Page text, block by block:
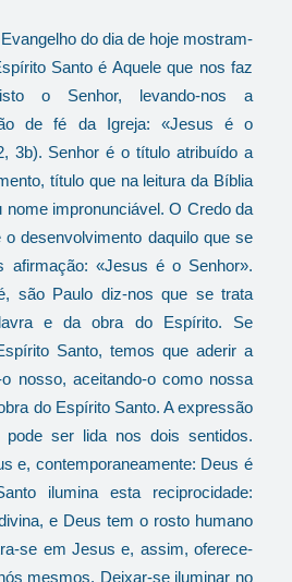
do dia de hoje mostram-
Santo é Aquele que nos faz
o Senhor, levando-nos a
de fé da Igreja: «Jesus é o
3b). Senhor é o título atribuído a
título que na leitura da Bíblia
nome impronunciável. O Credo da
o desenvolvimento daquilo que se
afirmação: «Jesus é o Senhor».
são Paulo diz-nos que se trata
e da obra do Espírito. Se
Santo, temos que aderir a
nosso, aceitando-o como nossa
do Espírito Santo. A expressão
ser lida nos dois sentidos.
e, contemporaneamente: Deus é
ilumina esta reciprocidade:
e Deus tem o rosto humano
se em Jesus e, assim, oferece-
mesmos. Deixar-se iluminar no